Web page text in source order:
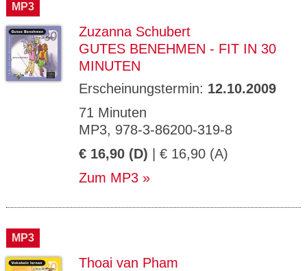
MP3
Zuzanna Schubert
GUTES BENEHMEN - FIT IN 30
MINUTEN
Erscheinungstermin: 12.10.2009
71 Minuten
MP3, 978-3-86200-319-8
€ 16,90 (D) | € 16,90 (A)
Zum MP3
MP3
Thoai van Pham